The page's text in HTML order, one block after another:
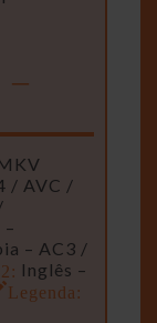
/ AVC /
– AC3 /
Inglês –
Legenda: